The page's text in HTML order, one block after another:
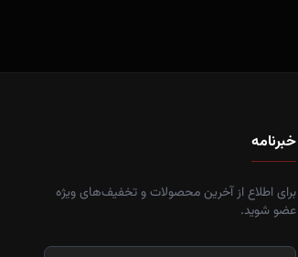
خبرنامه
برای اطلاع از آخرین محصولات و تخفیف‌های ویژه
عضو شوید.